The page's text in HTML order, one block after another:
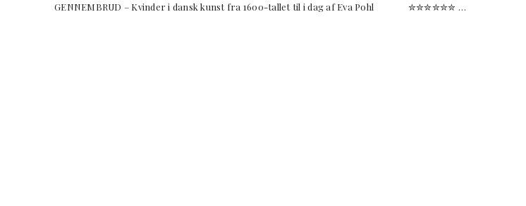
GENNEMBRUD – Kvinder i dansk kunst fra 1600-tallet til i dag af Eva Pohl ✮✮✮✮✮✮ …